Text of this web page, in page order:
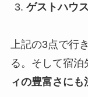
ゲストハウス
上記の3点で行
る。そして宿泊
ィの豊富さにも